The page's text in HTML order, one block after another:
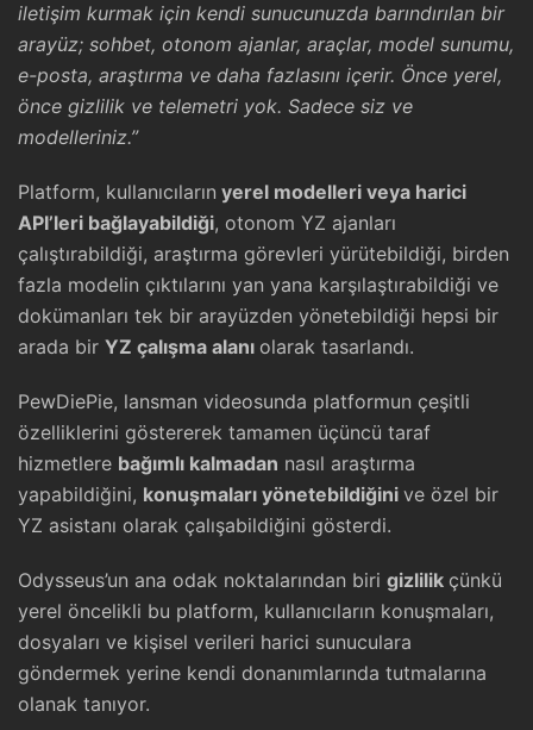
iletişim kurmak için kendi sunucunuzda barındırılan bir
arayüz; sohbet, otonom ajanlar, araçlar, model sunumu,
e-posta, araştırma ve daha fazlasını içerir. Önce yerel,
önce gizlilik ve telemetri yok. Sadece siz ve
modelleriniz.”
Platform, kullanıcıların yerel modelleri veya harici
API’leri bağlayabildiği, otonom YZ ajanları
çalıştırabildiği, araştırma görevleri yürütebildiği, birden
fazla modelin çıktılarını yan yana karşılaştırabildiği ve
dokümanları tek bir arayüzden yönetebildiği hepsi bir
arada bir YZ çalışma alanı olarak tasarlandı.
PewDiePie, lansman videosunda platformun çeşitli
özelliklerini göstererek tamamen üçüncü taraf
hizmetlere bağımlı kalmadan nasıl araştırma
yapabildiğini, konuşmaları yönetebildiğini ve özel bir
YZ asistanı olarak çalışabildiğini gösterdi.
Odysseus’un ana odak noktalarından biri gizlilik çünkü
yerel öncelikli bu platform, kullanıcıların konuşmaları,
dosyaları ve kişisel verileri harici sunuculara
göndermek yerine kendi donanımlarında tutmalarına
olanak tanıyor.